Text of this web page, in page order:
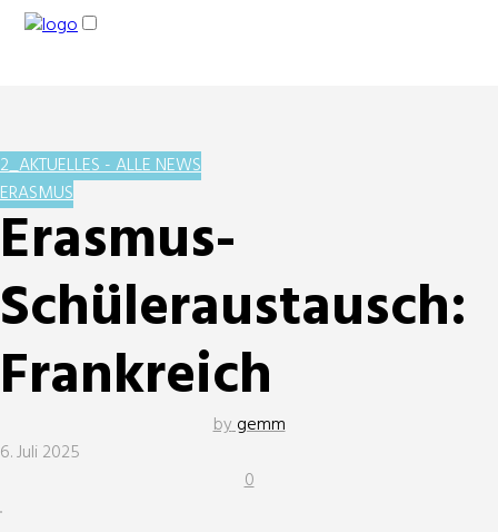
2_AKTUELLES - ALLE NEWS
ERASMUS
Erasmus-
Schüleraustausch:
Frankreich
bygemm
6. Juli 2025
0